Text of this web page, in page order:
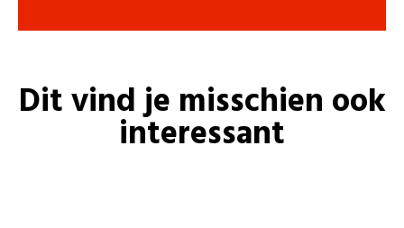
Dit vind je misschien ook
interessant